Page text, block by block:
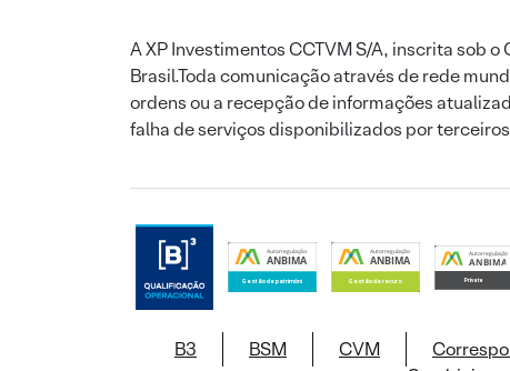
A XP Investimentos CCTVM S/A, inscrita sob
Brasil.Toda comunicação através de rede
ordens ou a recepção de informações
falha de serviços disponibilizados por
B3 BSM CVM